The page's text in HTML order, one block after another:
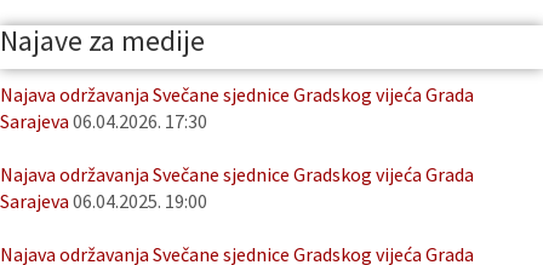
Najave za medije
Najava održavanja Svečane sjednice Gradskog vijeća Grada
Sarajeva 06.04.2026. 17:30
Najava održavanja Svečane sjednice Gradskog vijeća Grada
Sarajeva 06.04.2025. 19:00
Najava održavanja Svečane sjednice Gradskog vijeća Grada